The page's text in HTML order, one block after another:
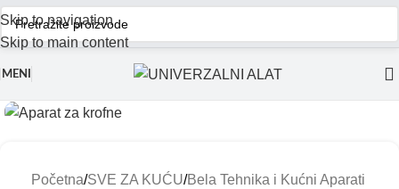
Skip to navigation
Skip to main content
MENI
Početna/SVE ZA KUĆU/Bela Tehnika i Kućni Aparati